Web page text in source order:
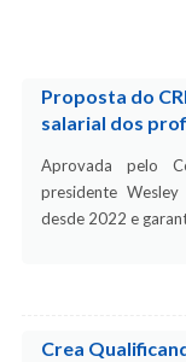
Proposta do
salarial dos
Aprovada pelo
presidente
desde 2022 e
Crea